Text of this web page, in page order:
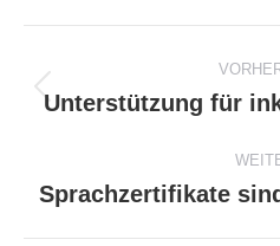
Unterstützung für
Sprachzertifikate